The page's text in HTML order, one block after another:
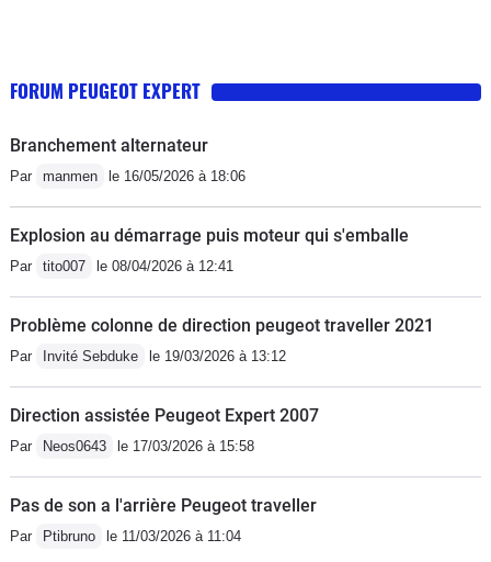
FORUM PEUGEOT EXPERT
Branchement alternateur
Par manmen le 16/05/2026 à 18:06
Explosion au démarrage puis moteur qui s'emballe
Par tito007 le 08/04/2026 à 12:41
Problème colonne de direction peugeot traveller 2021
Par Invité Sebduke le 19/03/2026 à 13:12
Direction assistée Peugeot Expert 2007
Par Neos0643 le 17/03/2026 à 15:58
Pas de son a l'arrière Peugeot traveller
Par Ptibruno le 11/03/2026 à 11:04